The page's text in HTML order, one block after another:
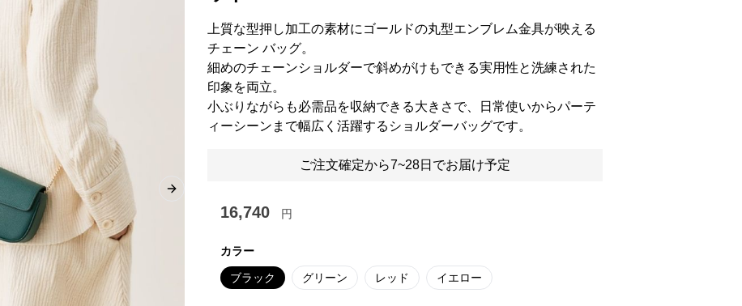
Next slide
上質な型押し加工の素材にゴールドの丸型エンブレム金具が映える
チェーン バッグ。
細めのチェーンショルダーで斜めがけもできる実用性と洗練された
印象を両立。
小ぶりながらも必需品を収納できる大きさで、日常使いからパーテ
ィーシーンまで幅広く活躍するショルダーバッグです。
ご注文確定から7~28日でお届け予定
16,740 円
カラー
ブラック グリーン レッド イエロー